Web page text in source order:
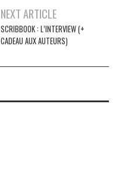
NEXT ARTICLE
SCRIBBOOK : L’INTERVIEW (+
CADEAU AUX AUTEURS)